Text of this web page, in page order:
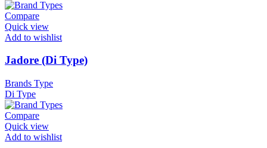
Compare
Quick view
Add to wishlist
Jadore (Di Type)
Brands Type
Di Type
Compare
Quick view
Add to wishlist